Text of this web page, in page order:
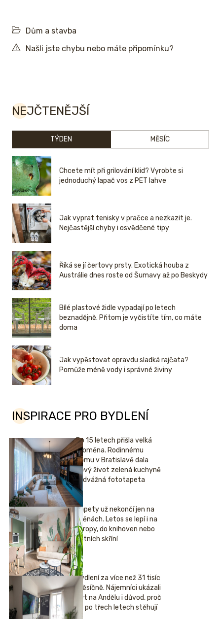
Dům a stavba
Našli jste chybu nebo máte připomínku?
NEJČTENĚJŠÍ
TÝDEN MĚSÍC
Chcete mít při grilování klid? Vyrobte si
jednoduchý lapač vos z PET lahve
Jak vyprat tenisky v pračce a nezkazit je.
Nejčastější chyby i osvědčené tipy
Říká se jí čertovy prsty. Exotická houba z
Austrálie dnes roste od Šumavy až po Beskydy
Bílé plastové židle vypadají po letech
beznadějně. Přitom je vyčistíte tím, co máte
doma
Jak vypěstovat opravdu sladká rajčata?
Pomůže méně vody i správné živiny
INSPIRACE PRO BYDLENÍ
Po 15 letech přišla velká
proměna. Rodinnému
domu v Bratislavě dala
nový život zelená kuchyně
i odvážná fototapeta
Tapety už nekončí jen na
stěnách. Letos se lepí i na
stropy, do knihoven nebo
šatních skříní
Bydlení za více než 31 tisíc
měsíčně. Nájemníci ukázali
byt na Andělu i důvod, proč
se po třech letech stěhují